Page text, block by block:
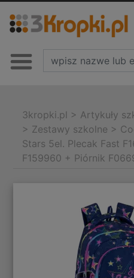
3kropki.pl > Artykuły
> Zestawy szkolne >
Stars 5el. Plecak Fast
F159960 + Piórnik